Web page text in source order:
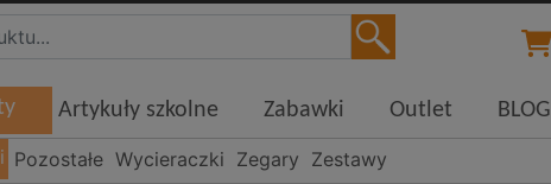
Artykuły szkolne Zabawki Outlet BLOG
Pozostałe Wycieraczki Zegary Zestawy